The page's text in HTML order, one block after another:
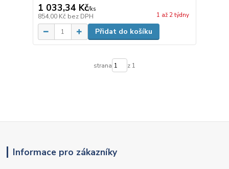
1 033,34 Kč/ks
854,00 Kč bez DPH 1 až 2 týdny
Přidat do košíku
strana z 1
Informace pro zákazníky